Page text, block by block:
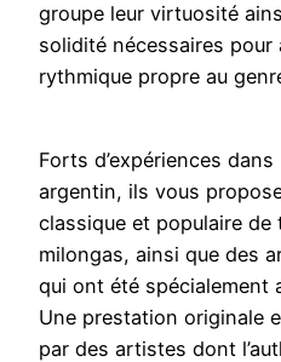
groupe leur virtuosité
solidité nécessaires pour
rythmique propre au
Forts d’expériences
argentin, ils vous
classique et populaire de
milongas, ainsi que des
qui ont été spécialement
Une prestation originale
par des artistes dont